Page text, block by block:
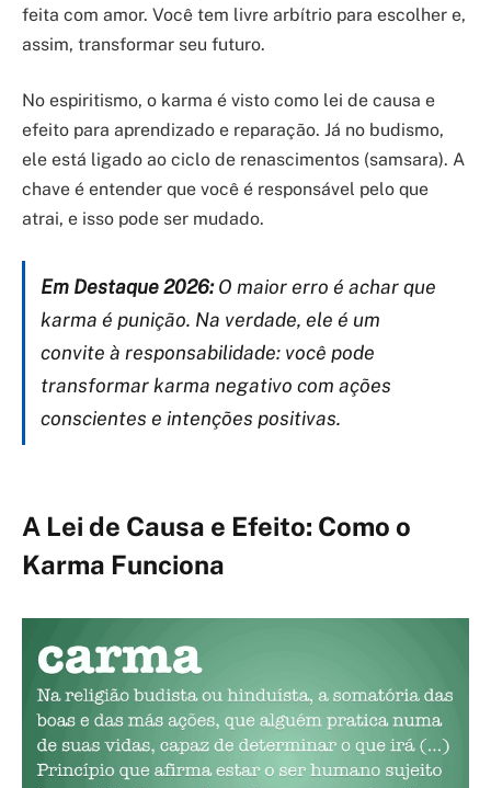
feita com amor. Você tem livre arbítrio para escolher e,
assim, transformar seu futuro.
No espiritismo, o karma é visto como lei de causa e
efeito para aprendizado e reparação. Já no budismo,
ele está ligado ao ciclo de renascimentos (samsara). A
chave é entender que você é responsável pelo que
atrai, e isso pode ser mudado.
Em Destaque 2026:O maior erro é achar que
karma é punição. Na verdade, ele é um
convite à responsabilidade: você pode
transformar karma negativo com ações
conscientes e intenções positivas.
A Lei de Causa e Efeito: Como o
Karma Funciona